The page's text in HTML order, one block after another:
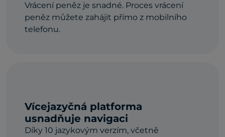
Vrácení peněz je snadné. Proces vrácení
peněz můžete zahájit přímo z mobilního
telefonu.
Vícejazyčná platforma
usnadňuje navigaci
Díky 10 jazykovým verzím, včetně